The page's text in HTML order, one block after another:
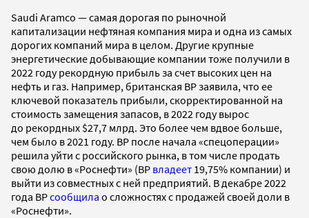
Saudi Aramco — самая дорогая по рыночной
капитализации нефтяная компания мира и одна из самых
дорогих компаний мира в целом. Другие крупные
энергетические добывающие компании тоже получили в
2022 году рекордную прибыль за счет высоких цен на
нефть и газ. Например, британская BP заявила, что ее
ключевой показатель прибыли, скорректированной на
стоимость замещения запасов, в 2022 году вырос
до рекордных $27,7 млрд. Это более чем вдвое больше,
чем было в 2021 году. BP после начала «спецоперации»
решила уйти с российского рынка, в том числе продать
свою долю в «Роснефти» (BP владеет 19,75% компании) и
выйти из совместных с ней предприятий. В декабре 2022
года BPсообщила о сложностях с продажей своей доли в
«Роснефти».